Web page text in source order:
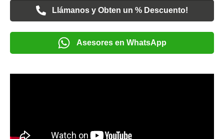
Llámanos y Obten un % Descuento!
Asesores en WhatsApp